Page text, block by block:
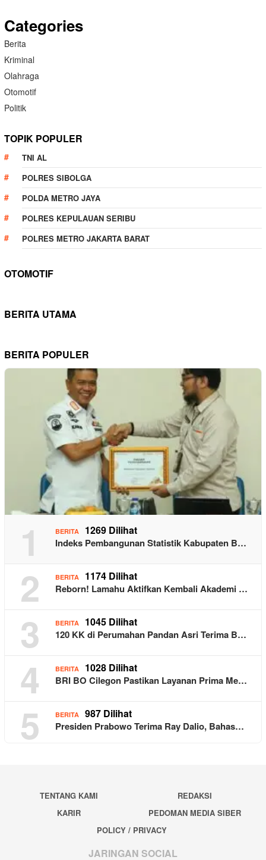
Categories
Berita
Kriminal
Olahraga
Otomotif
Politik
TOPIK POPULER
TNI AL
POLRES SIBOLGA
POLDA METRO JAYA
POLRES KEPULAUAN SERIBU
POLRES METRO JAKARTA BARAT
OTOMOTIF
BERITA UTAMA
BERITA POPULER
1 BERITA 1269 Dilihat
Indeks Pembangunan Statistik Kabupaten B…
2 BERITA 1174 Dilihat
Reborn! Lamahu Aktifkan Kembali Akademi …
3 BERITA 1045 Dilihat
120 KK di Perumahan Pandan Asri Terima B…
4 BERITA 1028 Dilihat
BRI BO Cilegon Pastikan Layanan Prima Me…
5 BERITA 987 Dilihat
Presiden Prabowo Terima Ray Dalio, Bahas…
TENTANG KAMI
REDAKSI
KARIR
PEDOMAN MEDIA SIBER
POLICY / PRIVACY
JARINGAN SOCIAL